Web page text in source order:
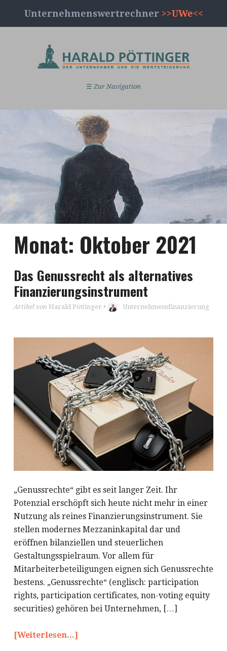
Unternehmenswertrechner >>UWe<<
☰ Zur Navigation
Monat: Oktober 2021
Das Genussrecht als alternatives
Finanzierungsinstrument
Artikel von Harald Pöttinger • Unternehmensfinanzierung
„Genussrechte“ gibt es seit langer Zeit. Ihr
Potenzial erschöpft sich heute nicht mehr in einer
Nutzung als reines Finanzierungsinstrument. Sie
stellen modernes Mezzaninkapital dar und
eröffnen bilanziellen und steuerlichen
Gestaltungsspielraum. Vor allem für
Mitarbeiterbeteiligungen eignen sich Genussrechte
bestens. „Genussrechte“ (englisch: participation
rights, participation certificates, non-voting equity
securities) gehören bei Unternehmen, […]
[Weiterlesen...]